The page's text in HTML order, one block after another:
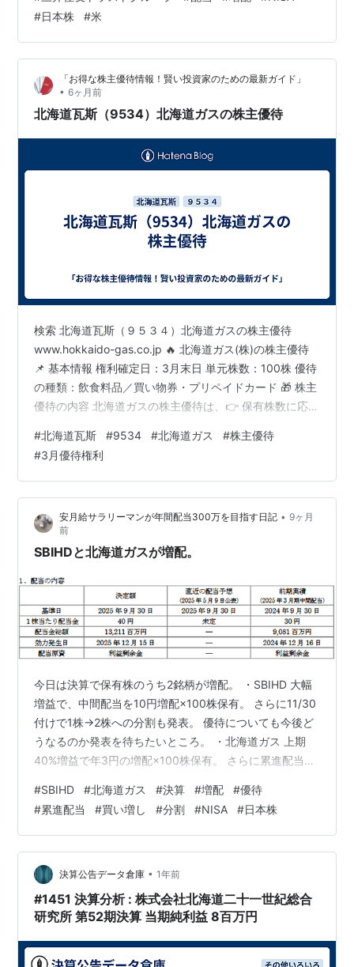
15円増配×19株保有。 合計年2085円配当が増える計算に
なる。 北海道ガスは決算後に10%程下落したのを見計ら
って100株追加で投資。 さらに下がるなら500株を目標
に買っていく。 ランキング参加中不労所…
#日本株 #米
「お得な株主優待情報！賢い投資家のための最新ガイド」
• 6ヶ月前
北海道瓦斯（9534）北海道ガスの株主優待
検索 北海道瓦斯（９５３４）北海道ガスの株主優待
www.hokkaido-gas.co.jp 🔥 北海道ガス(株)の株主優待
📌 基本情報 権利確定日：3月末日 単元株数：100株 優待
の種類：飲食料品／買い物券・プリペイドカード 🎁 株主
優待の内容 北海道ガスの株主優待は、👉 保有株数に応じ
待 です！ 保有株数 優待内容 500株以上 おこめ券（1kg
相当）×1枚 1,000株以上 おこめ券（1kg相当）×2枚
5,000株以上 北海道特産・名産品の中から選択（3,000
円相当） 🍚 おこめ券は全国で使える実用性の高い金券な
ので、家計にも直…
#北海道瓦斯 #9534 #北海道ガス #株主優待
#3月優待権利
安月給サラリーマンが年間配当300万を目指す日記 • 9ヶ月
前
SBIHDと北海道ガスが増配。
今日は決算で保有株のうち2銘柄が増配。 ・SBIHD 大幅
増益で、中間配当を10円増配×100株保有。 さらに11/30
付けで1株→2株への分割も発表。 優待についても今後ど
うなるのか発表を待ちたいところ。 ・北海道ガス 上期
40%増益で年3円の増配×100株保有。 さらに累進配当も
計算になる。 とりあえずは累進配当が発表された北海道
ガスを、優待の条件となる500株くらいまでは買い進め
ていきたいところではある・・・ にほんブログ村
#SBIHD #北海道ガス #決算 #増配 #優待
#累進配当 #買い増し #分割 #NISA #日本株
決算公告データ倉庫 • 1年前
#1451 決算分析 : 株式会社北海道二十一世紀総合
研究所 第52期決算 当期純利益 8百万円